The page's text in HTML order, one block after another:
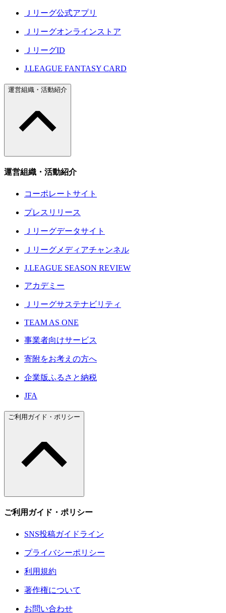
Ｊリーグ公式アプリ
Ｊリーグオンラインストア
ＪリーグID
J.LEAGUE FANTASY CARD
運営組織・活動紹介
運営組織・活動紹介
コーポレートサイト
プレスリリース
Ｊリーグデータサイト
Ｊリーグメディアチャンネル
J.LEAGUE SEASON REVIEW
アカデミー
Ｊリーグサステナビリティ
TEAM AS ONE
事業者向けサービス
寄附をお考えの方へ
企業版ふるさと納税
JFA
ご利用ガイド・ポリシー
ご利用ガイド・ポリシー
SNS投稿ガイドライン
プライバシーポリシー
利用規約
著作権について
お問い合わせ